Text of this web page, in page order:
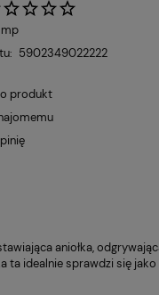
mp
5902349022222
produkt
aniołka,
idealnie sprawdzi się